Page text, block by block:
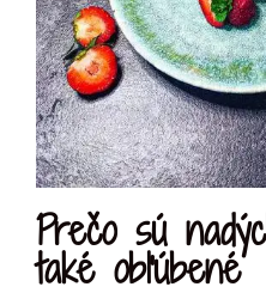
Prečo sú
také obľúbené